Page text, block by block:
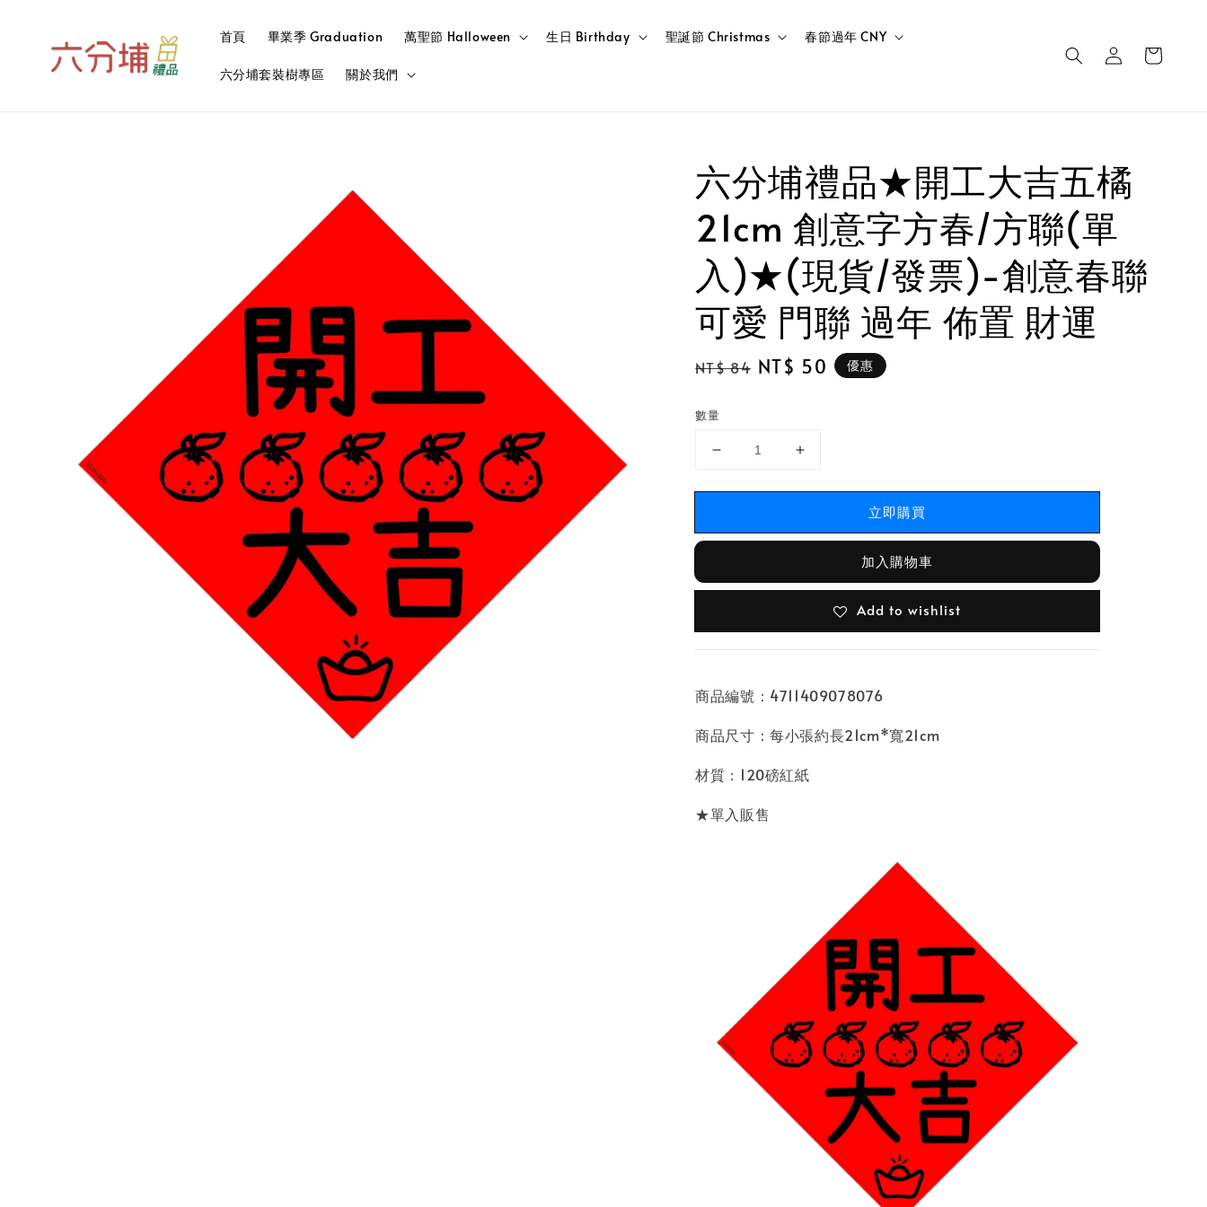
首頁 畢業季 Graduation 萬聖節 Halloween 生日 Birthday 聖誕節 Christmas 春節過年 CNY
六分埔套裝樹專區 關於我們
六分埔禮品★開工大吉五橘
21cm 創意字方春/方聯(單
入)★(現貨/發票)-創意春聯
可愛 門聯 過年 佈置 財運
Regular
NT$ 84 Sale
NT$ 50 優惠
數量
立即購買
加入購物車
Add to wishlist
商品編號：4711409078076
商品尺寸：每小張約長21cm*寬21cm
材質：120磅紅紙
★單入販售